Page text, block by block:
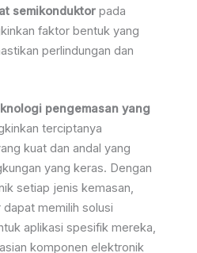
semikonduktor pada
faktor bentuk yang
perlindungan dan
pengemasan yang
terciptanya
kuat dan andal yang
yang keras. Dengan
setiap jenis kemasan,
memilih solusi
aplikasi spesifik mereka,
komponen elektronik